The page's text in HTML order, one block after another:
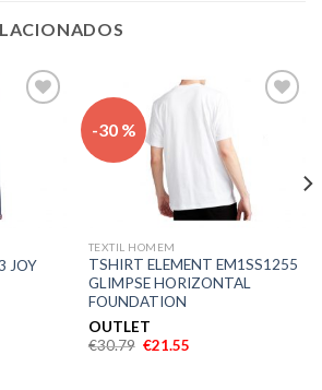
JOY
-30 %
TEXTIL HOMEM
TSHIRT ELEMENT EM1SS1255
GLIMPSE HORIZONTAL
FOUNDATION
OUTLET
€30.79 €21.55